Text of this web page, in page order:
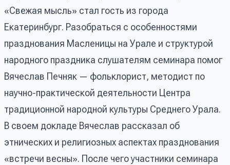
«Свежая мысль» стал гость из города
Екатеринбург. Разобраться с особенностями
празднования Масленицы на Урале и структурой
народного праздника слушателям семинара помог
Вячеслав Печняк — фольклорист, методист по
научно-практической деятельности Центра
традиционной народной культуры Среднего Урала.
В своем докладе Вячеслав рассказал об
этнических и религиозных аспектах празднования
«встречи весны». После чего участники семинара